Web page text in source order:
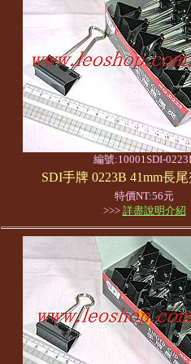
編號:10001SDI-
SDI手牌 0223B 41mm長
特價NT:56元
>>> 詳盡說明介紹